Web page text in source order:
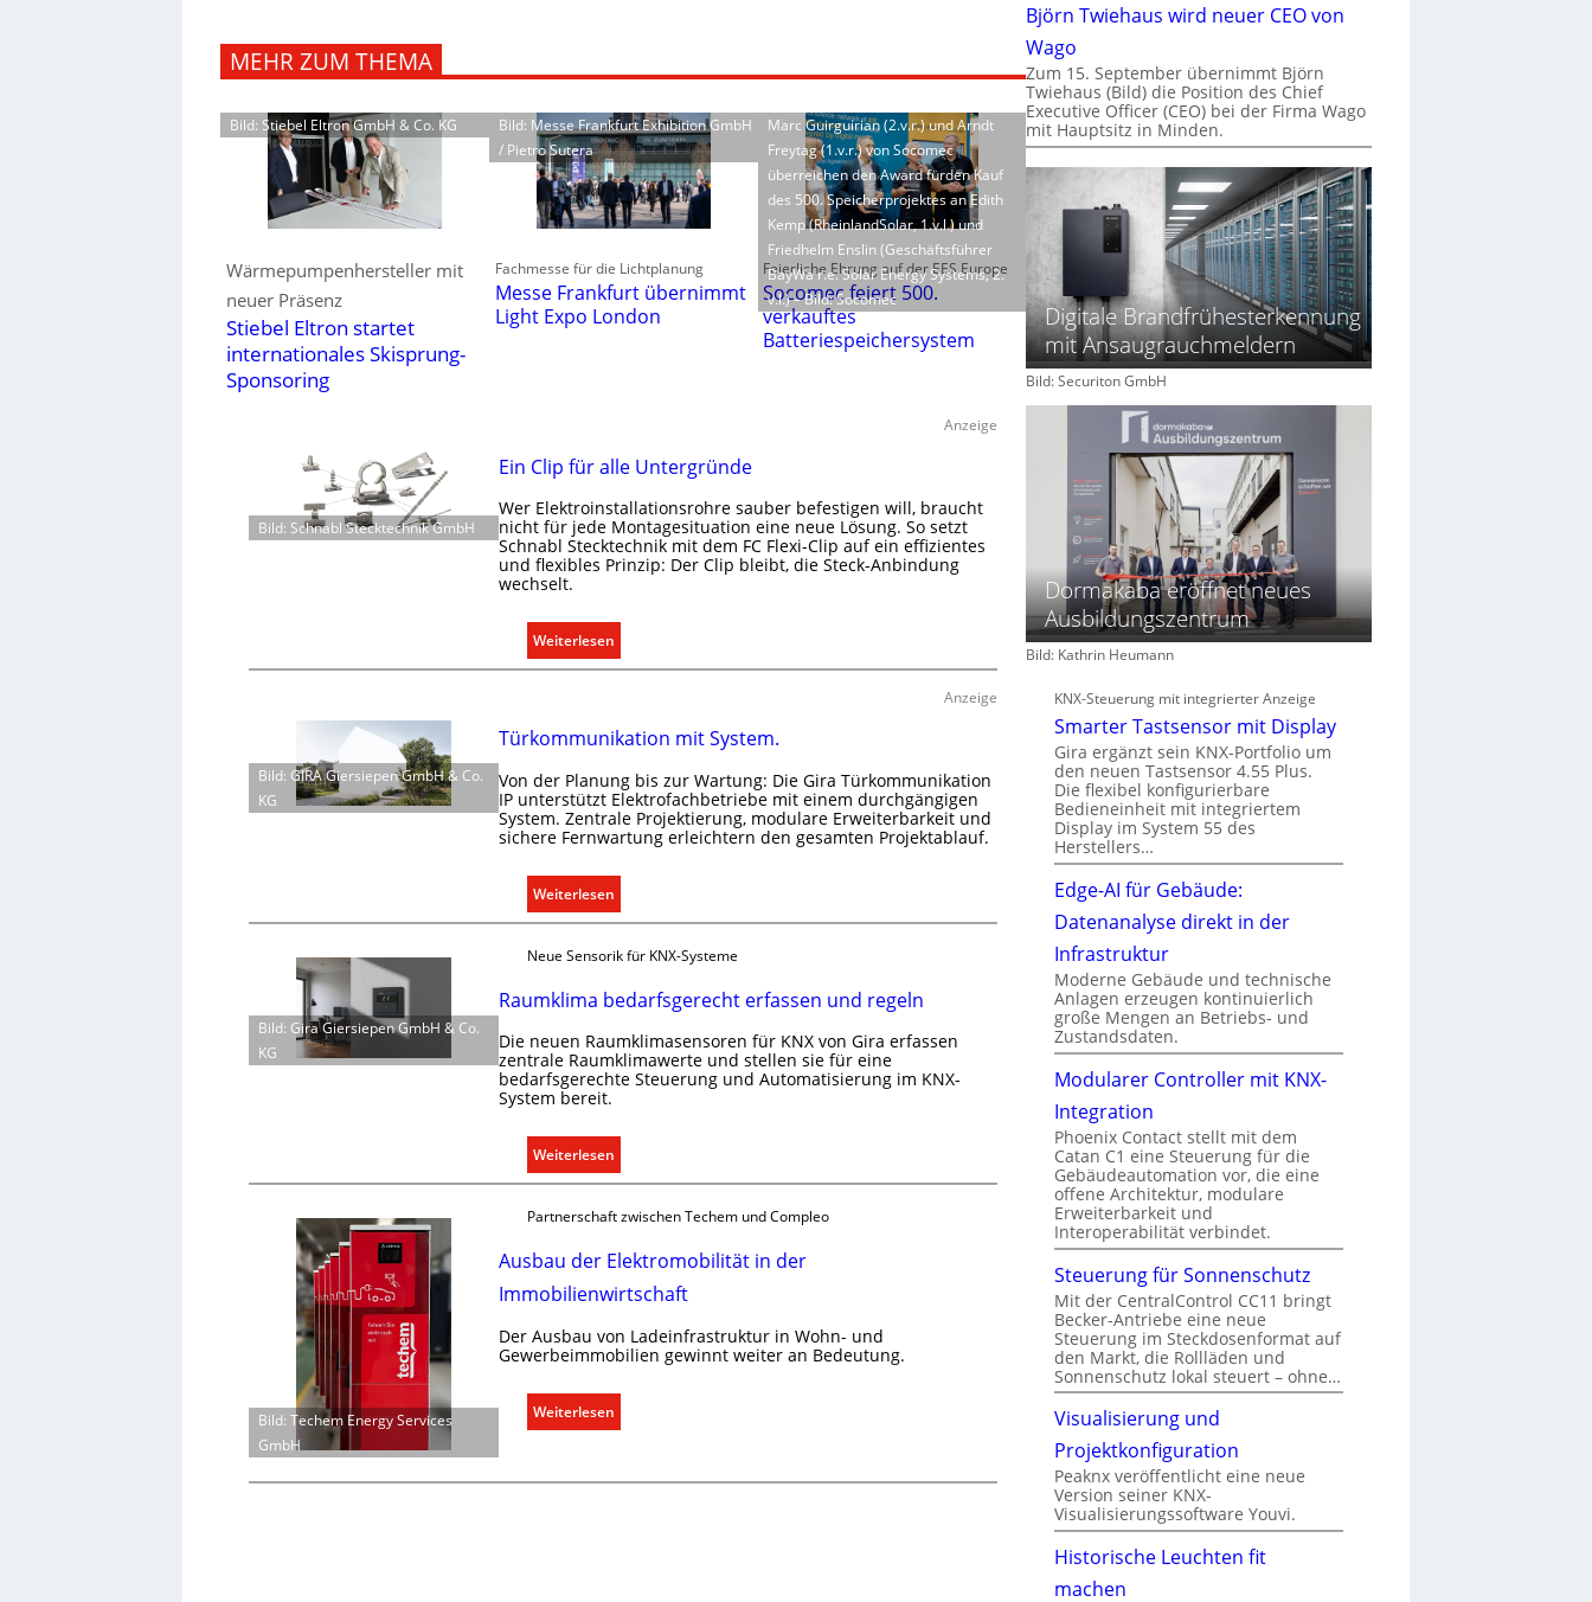
MEHR ZUM THEMA
Bild: Stiebel Eltron GmbH & Co. KG
Wärmepumpenhersteller mit
neuer Präsenz
Stiebel Eltron startet
internationales Skisprung-
Sponsoring
Bild: Messe Frankfurt Exhibition GmbH
/ Pietro Sutera
Fachmesse für die Lichtplanung
Messe Frankfurt übernimmt
Light Expo London
Marc Guirguirian (2.v.r.) und Arndt
Freytag (1.v.r.) von Socomec
überreichen den Award fürden Kauf
des 500. Speicherprojektes an Edith
Kemp (RheinlandSolar, 1.v.l.) und
Friedhelm Enslin (Geschäftsführer
BayWa r.e. Solar Energy Systems, 2.
v.l.) – Bild: Socomec
Feierliche Ehrung auf der EES Europe
Socomec feiert 500.
verkauftes
Batteriespeichersystem
Anzeige
Bild: Schnabl Stecktechnik GmbH
Ein Clip für alle Untergründe
Wer Elektroinstallationsrohre sauber befestigen will, braucht
nicht für jede Montagesituation eine neue Lösung. So setzt
Schnabl Stecktechnik mit dem FC Flexi-Clip auf ein effizientes
und flexibles Prinzip: Der Clip bleibt, die Steck-Anbindung
wechselt.
Weiterlesen:
E
C
i
p
f
r
a
l
U
n
t
e
g
r
ü
n
e
Anzeige
Bild: GIRA Giersiepen GmbH & Co.
KG
Türkommunikation mit System.
Von der Planung bis zur Wartung: Die Gira Türkommunikation
IP unterstützt Elektrofachbetriebe mit einem durchgängigen
System. Zentrale Projektierung, modulare Erweiterbarkeit und
sichere Fernwartung erleichtern den gesamten Projektablauf.
Weiterlesen:
T
r
k
m
m
u
i
k
a
t
o
n
i
t
S
y
e
Bild: Gira Giersiepen GmbH & Co.
KG
Neue Sensorik für KNX-Systeme
Raumklima bedarfsgerecht erfassen und regeln
Die neuen Raumklimasensoren für KNX von Gira erfassen
zentrale Raumklimawerte und stellen sie für eine
bedarfsgerechte Steuerung und Automatisierung im KNX-
System bereit.
Weiterlesen:
R
u
m
l
m
e
a
Bild: Techem Energy Services
GmbH
Partnerschaft zwischen Techem und Compleo
Ausbau der Elektromobilität in der
Immobilienwirtschaft
Der Ausbau von Ladeinfrastruktur in Wohn- und
Gewerbeimmobilien gewinnt weiter an Bedeutung.
Weiterlesen:
A
s
Björn Twiehaus wird neuer CEO von
Wago
Zum 15. September übernimmt Björn
Twiehaus (Bild) die Position des Chief
Executive Officer (CEO) bei der Firma Wago
mit Hauptsitz in Minden.
Digitale Brandfrühesterkennung
mit Ansaugrauchmeldern
Bild: Securiton GmbH
Dormakaba eröffnet neues
Ausbildungszentrum
Bild: Kathrin Heumann
KNX-Steuerung mit integrierter Anzeige
Smarter Tastsensor mit Display
Gira ergänzt sein KNX-Portfolio um
den neuen Tastsensor 4.55 Plus.
Die flexibel konfigurierbare
Bedieneinheit mit integriertem
Display im System 55 des
Herstellers…
Edge-AI für Gebäude:
Datenanalyse direkt in der
Infrastruktur
Moderne Gebäude und technische
Anlagen erzeugen kontinuierlich
große Mengen an Betriebs- und
Zustandsdaten.
Modularer Controller mit KNX-
Integration
Phoenix Contact stellt mit dem
Catan C1 eine Steuerung für die
Gebäudeautomation vor, die eine
offene Architektur, modulare
Erweiterbarkeit und
Interoperabilität verbindet.
Steuerung für Sonnenschutz
Mit der CentralControl CC11 bringt
Becker-Antriebe eine neue
Steuerung im Steckdosenformat auf
den Markt, die Rollläden und
Sonnenschutz lokal steuert – ohne…
Visualisierung und
Projektkonfiguration
Peaknx veröffentlicht eine neue
Version seiner KNX-
Visualisierungssoftware Youvi.
Historische Leuchten fit
machen